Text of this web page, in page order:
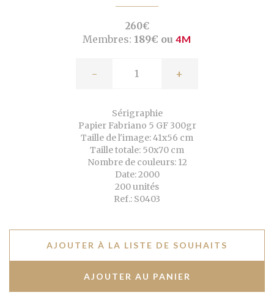
260€
Membres: 189€ ou 4M
- +
Sérigraphie
Papier Fabriano 5 GF 300gr
Taille de l'image: 41x56 cm
Taille totale: 50x70 cm
Nombre de couleurs: 12
Date: 2000
200 unités
Ref.: S0403
AJOUTER À LA LISTE DE SOUHAITS